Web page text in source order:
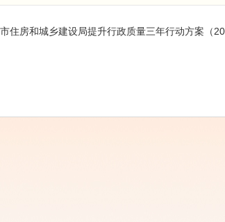
住房和城乡建设局提升行政质量三年行动方案（